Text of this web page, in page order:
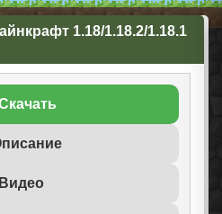
1.18/1.18.2/1.18.1
Видео